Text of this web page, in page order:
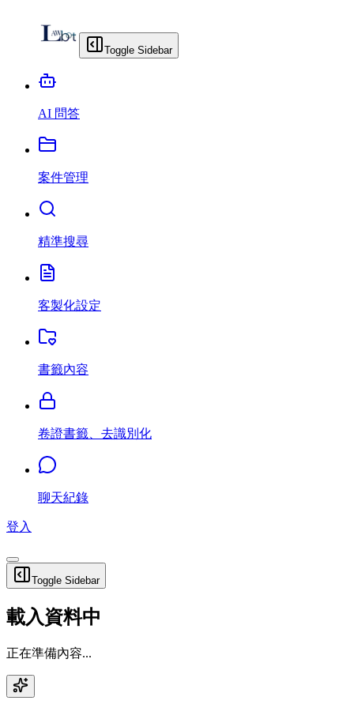
Toggle Sidebar
AI 問答
案件管理
精準搜尋
客製化設定
書籤內容
卷證書籤、去識別化
聊天紀錄
登入
Toggle Sidebar
載入資料中
正在準備內容...